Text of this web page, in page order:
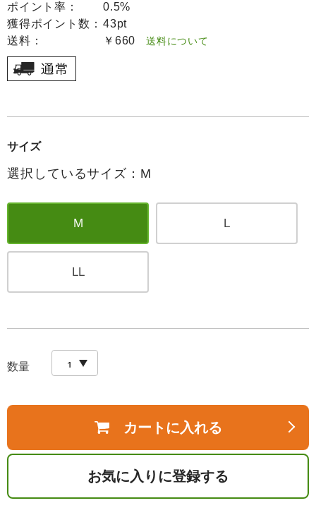
ポイント率：
0.5%
獲得ポイント数： 43pt
送料：
￥660 送料について
サイズ
選択しているサイズ：M
M L
LL
数量
カートに入れる
お気に入りに登録する